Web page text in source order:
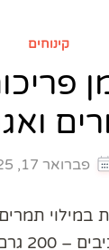
קינוחים
פברואר 17, 2025
במילוי
שרה